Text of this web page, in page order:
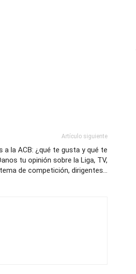
Artículo siguiente
a la ACB: ¿qué te gusta y qué te
tu opinión sobre la Liga, TV,
de competición, dirigentes…